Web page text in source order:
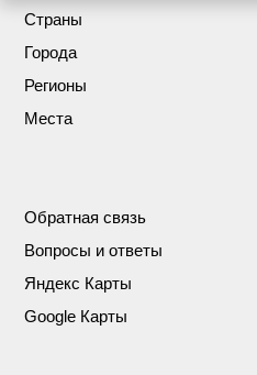
Страны
Города
Регионы
Места
Обратная связь
Вопросы и ответы
Яндекс Карты
Google Карты